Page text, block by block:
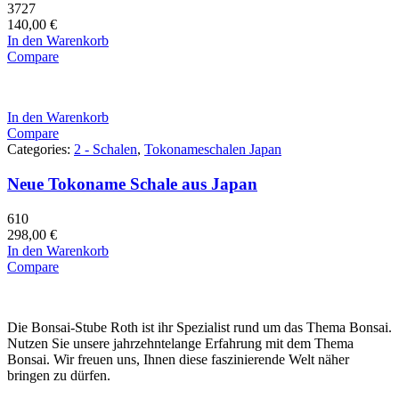
3727
140,00 €
In den Warenkorb
Compare
In den Warenkorb
Compare
Categories: 2 - Schalen, Tokonameschalen Japan
Neue Tokoname Schale aus Japan
610
298,00 €
In den Warenkorb
Compare
Die Bonsai-Stube Roth ist ihr Spezialist rund um das Thema Bonsai.
Nutzen Sie unsere jahrzehntelange Erfahrung mit dem Thema
Bonsai. Wir freuen uns, Ihnen diese faszinierende Welt näher
bringen zu dürfen.